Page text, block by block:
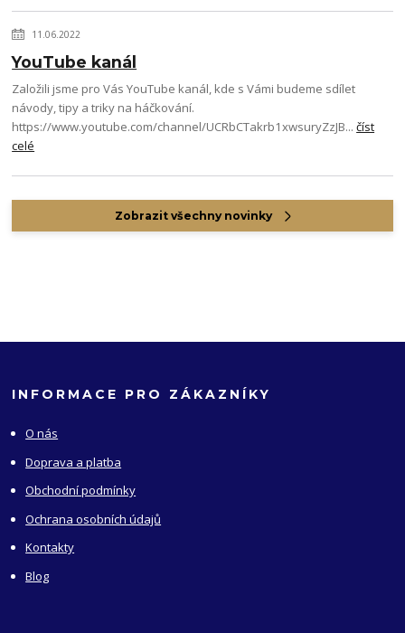
11.06.2022
YouTube kanál
Založili jsme pro Vás YouTube kanál, kde s Vámi budeme sdílet
návody, tipy a triky na háčkování.
https://www.youtube.com/channel/UCRbCTakrb1xwsuryZzJB...číst
celé
Zobrazit všechny novinky
INFORMACE PRO ZÁKAZNÍKY
O nás
Doprava a platba
Obchodní podmínky
Ochrana osobních údajů
Kontakty
Blog